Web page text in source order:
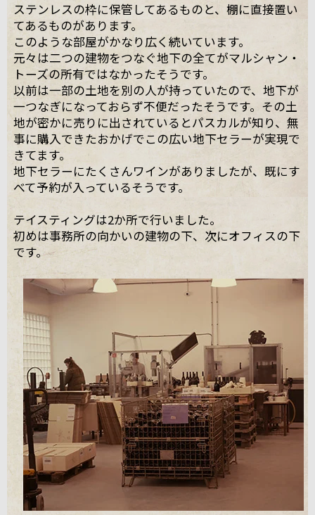
ステンレスの枠に保管してあるものと、棚に直接置い
てあるものがあります。
このような部屋がかなり広く続いています。
元々は二つの建物をつなぐ地下の全てがマルシャン・
トーズの所有ではなかったそうです。
以前は一部の土地を別の人が持っていたので、地下が
一つなぎになっておらず不便だったそうです。その土
地が密かに売りに出されているとパスカルが知り、無
事に購入できたおかげでこの広い地下セラーが実現で
きてます。
地下セラーにたくさんワインがありましたが、既にす
べて予約が入っているそうです。
テイスティングは2か所で行いました。
初めは事務所の向かいの建物の下、次にオフィスの下
です。